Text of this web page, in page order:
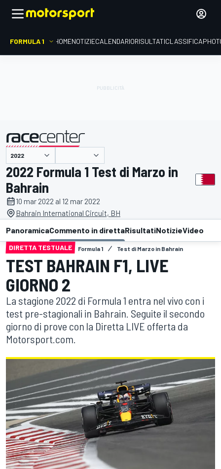
FORMULA 1 HOMENOTIZIECALENDARIORISULTATICLASSIFICA
2022 Formula 1 Test di Marzo in
Bahrain
10 mar 2022 al 12 mar 2022
Bahrain International Circuit, BH
PanoramicaCommento in direttaRisultatiNotizieVideo
DIRETTA TESTUALE Formula 1 Test di Marzo in Bahrain
TEST BAHRAIN F1, LIVE
GIORNO 2
La stagione 2022 di Formula 1 entra nel vivo con i
test pre-stagionali in Bahrain. Seguite il secondo
giorno di prove con la Diretta LIVE offerta da
Motorsport.com.